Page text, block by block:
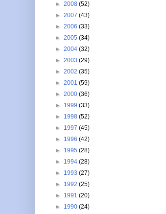
► 2008 (52)
► 2007 (43)
► 2006 (33)
► 2005 (34)
► 2004 (32)
► 2003 (29)
► 2002 (35)
► 2001 (59)
► 2000 (36)
► 1999 (33)
► 1998 (52)
► 1997 (45)
► 1996 (42)
► 1995 (28)
► 1994 (28)
► 1993 (27)
► 1992 (25)
► 1991 (20)
► 1990 (24)